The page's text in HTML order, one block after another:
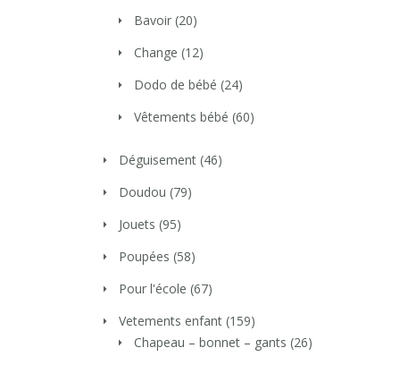
Bavoir (20)
Change (12)
Dodo de bébé (24)
Vêtements bébé (60)
Déguisement (46)
Doudou (79)
Jouets (95)
Poupées (58)
Pour l'école (67)
Vetements enfant (159)
Chapeau – bonnet – gants (26)